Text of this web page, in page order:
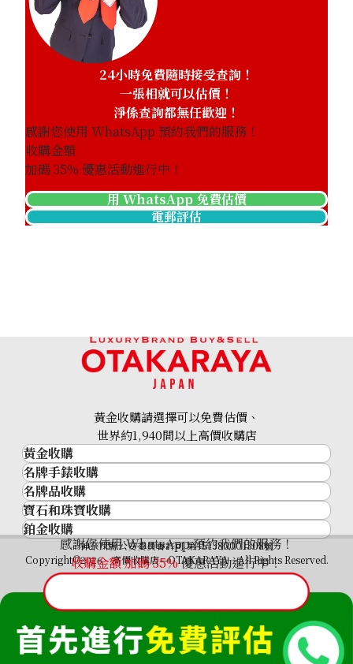
24K gold cup
HKD 165,454.8
24小時免費隨時接受查詢！
一張相就可以估價！
淨係查詢都無任歡迎！
感謝您使用 WhatsApp 預約我們的服務！
收購金額
加碼35% 優惠活動進行中！
用 WhatsApp 免費估價
電郵評估
感謝您使用 WhatsApp 預約我們的服務！
收購金額 加碼35%優惠活動進行中！
黃金收購請選擇可以免費估價、
世界約1,940間以上高價收購店
黃金收購
黃金･金條
金條
金幣及銀幣
過去十年黃金價格
金飾
金戒指
金頸鍊
名牌手錶收購
名牌手錶收購
勞力士 (Rolex)
Patek Philippe
Audemars Piguet
Vacheron Constantin
A. Lange & Söhne
Breguet
名牌品收購
名牌品收購
HERMES
LOUIS VUITTON
CHANEL
卡地亞（Cartier）
CELINE
FENDI
Christian Dior
寶石和珠寶收購
寶石和珠寶
祖母綠
藍寶石
紅寶石
鉑金收購
神奈川縣公安委員會許可 第451380001308號
Copyright©2026 高價收購店—OTAKARAYA All Rights Reserved.